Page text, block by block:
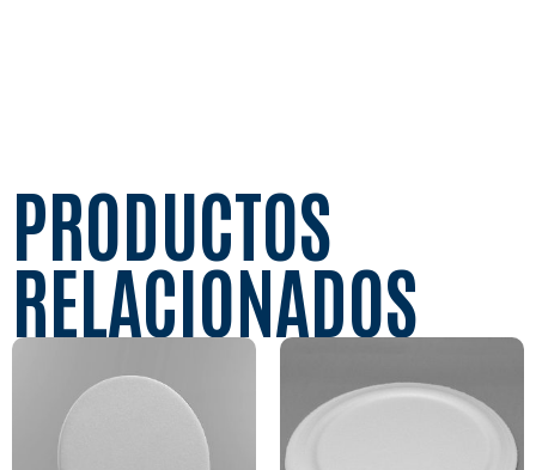
PRODUCTOS
RELACIONADOS